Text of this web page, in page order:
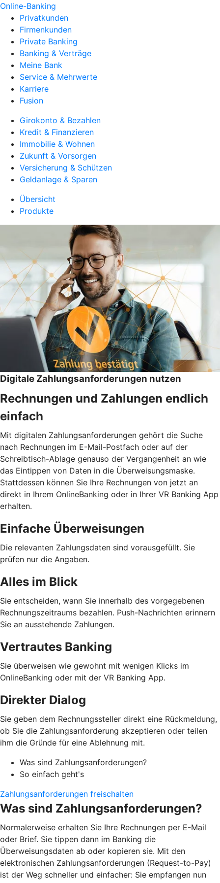
Online-Banking
Privatkunden
Firmenkunden
Private Banking
Banking & Verträge
Meine Bank
Service & Mehrwerte
Karriere
Fusion
Girokonto & Bezahlen
Kredit & Finanzieren
Immobilie & Wohnen
Zukunft & Vorsorgen
Versicherung & Schützen
Geldanlage & Sparen
Übersicht
Produkte
Digitale Zahlungsanforderungen nutzen
Rechnungen und Zahlungen endlich
einfach
Mit digitalen Zahlungsanforderungen gehört die Suche
nach Rechnungen im E-Mail-Postfach oder auf der
Schreibtisch-Ablage genauso der Vergangenheit an wie
das Eintippen von Daten in die Überweisungsmaske.
Stattdessen können Sie Ihre Rechnungen von jetzt an
direkt in Ihrem OnlineBanking oder in Ihrer VR Banking App
erhalten.
Einfache Überweisungen
Die relevanten Zahlungsdaten sind vorausgefüllt. Sie
prüfen nur die Angaben.
Alles im Blick
Sie entscheiden, wann Sie innerhalb des vorgegebenen
Rechnungszeitraums bezahlen. Push-Nachrichten erinnern
Sie an ausstehende Zahlungen.
Vertrautes Banking
Sie überweisen wie gewohnt mit wenigen Klicks im
OnlineBanking oder mit der VR Banking App.
Direkter Dialog
Sie geben dem Rechnungssteller direkt eine Rückmeldung,
ob Sie die Zahlungsanforderung akzeptieren oder teilen
ihm die Gründe für eine Ablehnung mit.
Was sind Zahlungsanforderungen?
So einfach geht's
Zahlungsanforderungen freischalten
Was sind Zahlungsanforderungen?
Normalerweise erhalten Sie Ihre Rechnungen per E-Mail
oder Brief. Sie tippen dann im Banking die
Überweisungsdaten ab oder kopieren sie. Mit den
elektronischen Zahlungsanforderungen (Request-to-Pay)
ist der Weg schneller und einfacher: Sie empfangen nun